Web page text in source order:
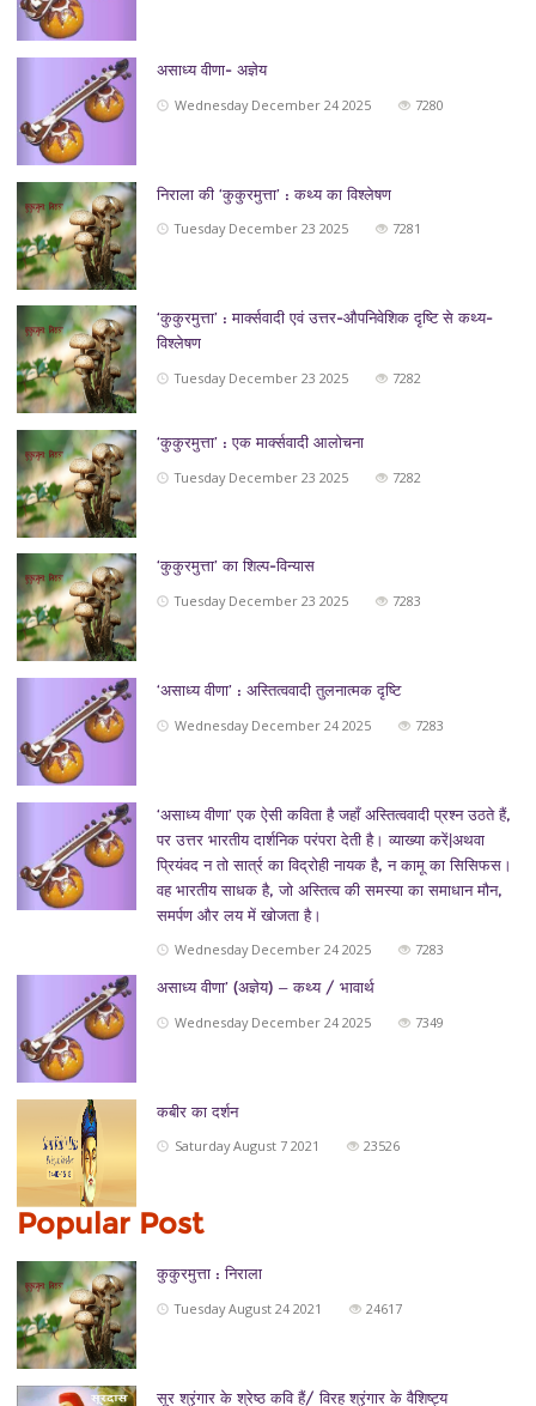
असाध्य वीणा- अज्ञेय
Wednesday December 24 2025
7280
निराला की ‘कुकुरमुत्ता’ : कथ्य का विश्लेषण
Tuesday December 23 2025
7281
‘कुकुरमुत्ता’ : मार्क्सवादी एवं उत्तर-औपनिवेशिक दृष्टि से कथ्य-
विश्लेषण
Tuesday December 23 2025
7282
‘कुकुरमुत्ता’ : एक मार्क्सवादी आलोचना
Tuesday December 23 2025
7282
‘कुकुरमुत्ता’ का शिल्प-विन्यास
Tuesday December 23 2025
7283
‘असाध्य वीणा’ : अस्तित्ववादी तुलनात्मक दृष्टि
Wednesday December 24 2025
7283
‘असाध्य वीणा’ एक ऐसी कविता है जहाँ अस्तित्ववादी प्रश्न उठते हैं,
पर उत्तर भारतीय दार्शनिक परंपरा देती है। व्याख्या करें|अथवा
प्रियंवद न तो सार्त्र का विद्रोही नायक है, न कामू का सिसिफस।
वह भारतीय साधक है, जो अस्तित्व की समस्या का समाधान मौन,
समर्पण और लय में खोजता है।
Wednesday December 24 2025
7283
असाध्य वीणा’ (अज्ञेय) — कथ्य / भावार्थ
Wednesday December 24 2025
7349
कबीर का दर्शन
Saturday August 7 2021
23526
Popular Post
कुकुरमुत्ता : निराला
Tuesday August 24 2021
24617
सूर श्रृंगार के श्रेष्ठ कवि हैं/ विरह श्रृंगार के वैशिष्ट्य